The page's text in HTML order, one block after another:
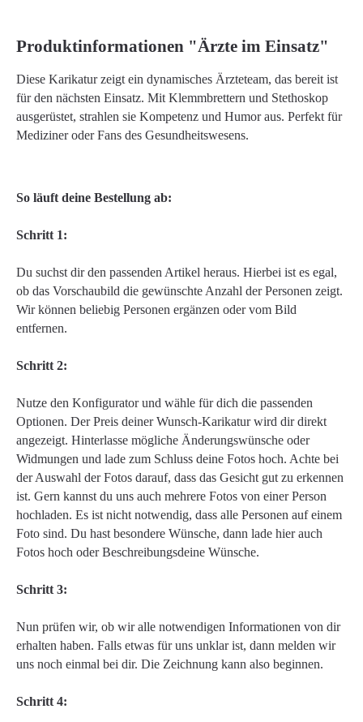
Produktinformationen "Ärzte im Einsatz"
Diese Karikatur zeigt ein dynamisches Ärzteteam, das bereit ist
für den nächsten Einsatz. Mit Klemmbrettern und Stethoskop
ausgerüstet, strahlen sie Kompetenz und Humor aus. Perfekt für
Mediziner oder Fans des Gesundheitswesens.
So läuft deine Bestellung ab:
Schritt 1:
Du suchst dir den passenden Artikel heraus. Hierbei ist es egal,
ob das Vorschaubild die gewünschte Anzahl der Personen zeigt.
Wir können beliebig Personen ergänzen oder vom Bild
entfernen.
Schritt 2:
Nutze den Konfigurator und wähle für dich die passenden
Optionen. Der Preis deiner Wunsch-Karikatur wird dir direkt
angezeigt. Hinterlasse mögliche Änderungswünsche oder
Widmungen und lade zum Schluss deine Fotos hoch. Achte bei
der Auswahl der Fotos darauf, dass das Gesicht gut zu erkennen
ist. Gern kannst du uns auch mehrere Fotos von einer Person
hochladen. Es ist nicht notwendig, dass alle Personen auf einem
Foto sind. Du hast besondere Wünsche, dann lade hier auch
Fotos hoch oder Beschreibungsdeine Wünsche.
Schritt 3:
Nun prüfen wir, ob wir alle notwendigen Informationen von dir
erhalten haben. Falls etwas für uns unklar ist, dann melden wir
uns noch einmal bei dir. Die Zeichnung kann also beginnen.
Schritt 4: